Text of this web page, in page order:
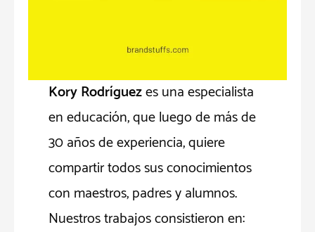
Kory Rodríguezes una especialista
en educación, que luego de más de
30 años de experiencia, quiere
compartir todos sus conocimientos
con maestros, padres y alumnos.
Nuestros trabajos consistieron en: